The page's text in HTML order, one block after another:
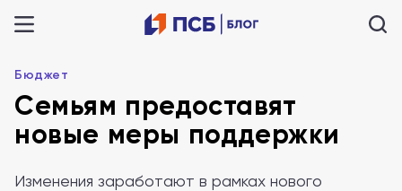
Бюджет
Семьям предоставят
новые меры поддержки
Изменения заработают в рамках нового